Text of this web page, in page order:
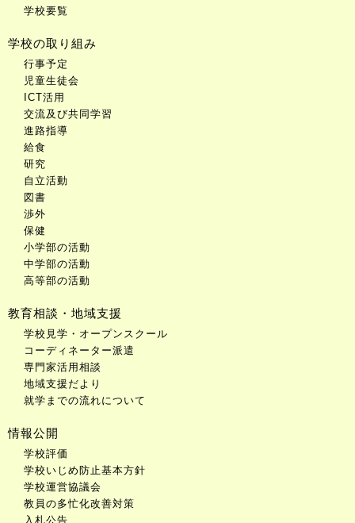
学校要覧
学校の取り組み
行事予定
児童生徒会
ICT活用
交流及び共同学習
進路指導
給食
研究
自立活動
図書
渉外
保健
小学部の活動
中学部の活動
高等部の活動
教育相談・地域支援
学校見学・オープンスクール
コーディネーター派遣
専門家活用相談
地域支援だより
就学までの流れについて
情報公開
学校評価
学校いじめ防止基本方針
学校運営協議会
教員の多忙化改善対策
入札公告